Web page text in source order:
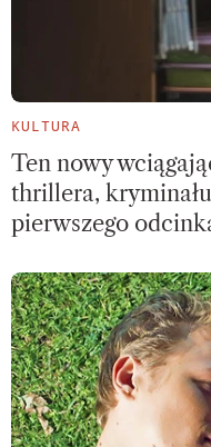
KULTURA
Ten nowy
thrillera,
pierwszego